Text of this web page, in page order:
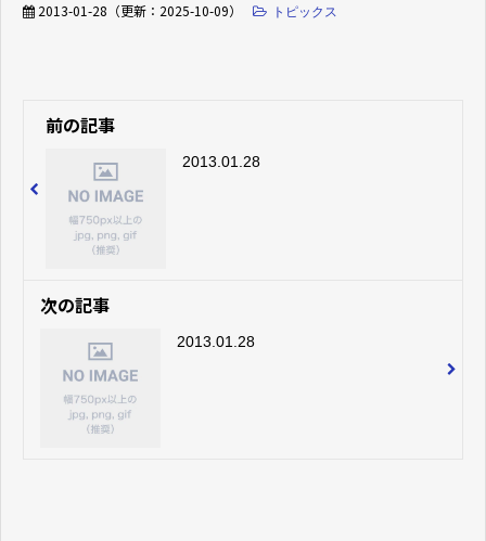
2013-01-28 （更新： 2025-10-09） トピックス
前の記事
2013.01.28
次の記事
2013.01.28